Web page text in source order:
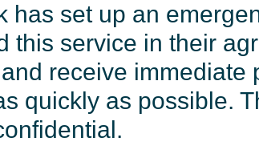
has set up an
this service in their
receive immediate
quickly as possible.